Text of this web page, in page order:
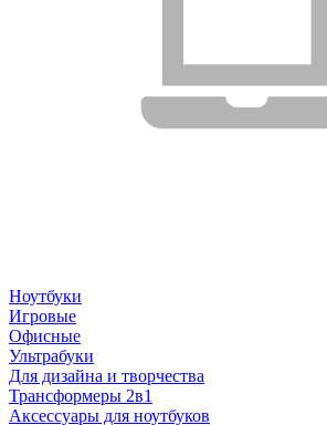
Ноутбуки
Игровые
Офисные
Ультрабуки
Для дизайна и творчества
Трансформеры 2в1
Аксессуары для ноутбуков